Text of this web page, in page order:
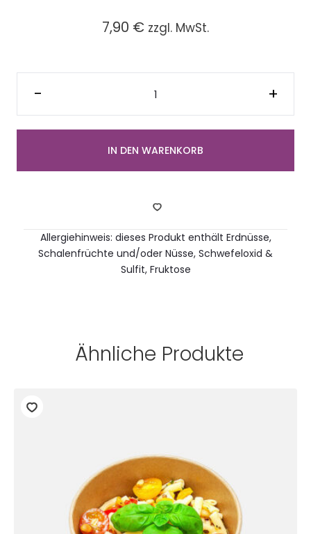
7,90 € zzgl. MwSt.
-
Vegane
glutenfreie
&
Protein
Menge
+
IN DEN WARENKORB
Allergiehinweis: dieses Produkt enthält Erdnüsse,
Schalenfrüchte und/oder Nüsse, Schwefeloxid &
Sulfit, Fruktose
Ähnliche Produkte